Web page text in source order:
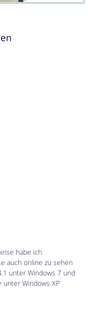
habe ich
auch online zu sehen
unter Windows 7 und
Windows XP